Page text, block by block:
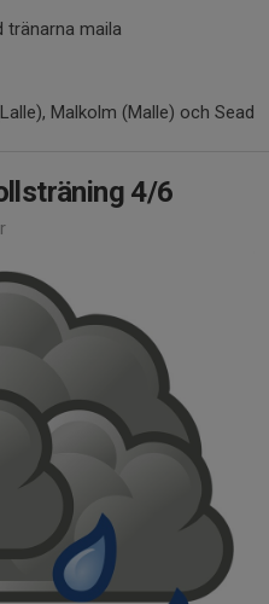
tränarna maila
Malkolm (Malle) och Sead
4/6